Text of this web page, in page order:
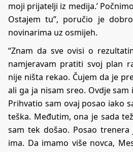
moji prijatelji iz medija.’
Ostajem tu”, poručio je
novinarima uz osmijeh.
“Znam da sve ovisi o
namjeravam pratiti svoj plan
nije ništa rekao. Čujem da je
ali ga ja nisam sreo. Ovdje
Prihvatio sam ovaj posao iako
teška. Međutim, ona je sada
sam tek došao. Posao
ima. Da imamo više novca,